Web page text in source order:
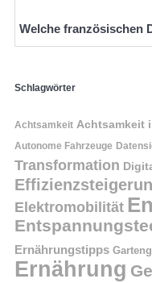
Welche französischen
Schlagwörter
Achtsamkeit Achtsamkeit
Autonome Fahrzeuge
Transformation
Elektromobilität
Ernährungstipps
Ernährung